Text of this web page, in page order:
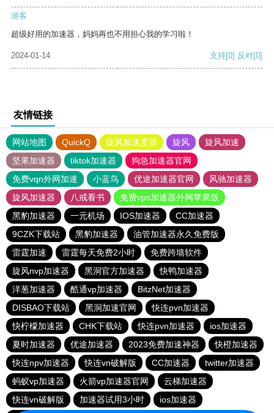
游客
超级好用的加速器，妈妈再也不用担心我的学习啦！
2024-01-14 支持[0] 反对[0]
友情链接
网站地图 QuickQ 旋风加速度器 旋风
旋风加速
坚果加速器
tiktok加速器
狗急加速器官网
免费vqn外网加速
小蓝鸟 优途加速器官网
风驰加速器
旋风加速器
八戒看书
免费vps加速器外网苹果版
黑豹加速器
一元机场 IOS加速器
CC加速器
9CZK下载站
黑豹加速器
油管加速器永久免费版
雷霆加速
雷霆每天免费2小时
免费跨墙软件
旋风nvp加速器
黑洞官方加速器
快鸭加速器
洋葱加速器
酷通vp加速器
BitzNet加速器
DISBAO下载站
黑洞加速官网
快连pvn加速器
快柠檬加速器
CHK下载站 快连pvn加速器
ios加速器
夏时加速器
优途加速器 2023免费加速神器
快橙加速器
快连npv加速器
快连vn破解版 CC加速器
twitter加速器
蚂蚁vp加速器
火箭vp加速器官网
云梯加速器
快连vn破解版
加速器试用3小时 ios加速器